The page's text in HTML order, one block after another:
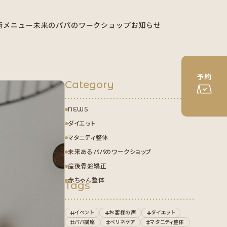
メニュー未来のパパのワークショップお知らせ
予約
Category
NEWS
ダイエット
マタニティ整体
未来あるパパのワークショップ
産後骨盤矯正
赤ちゃん整体
Tags
イベント お客様の声
ダイエット
パパ講座
ペリネケア マタニティ整体